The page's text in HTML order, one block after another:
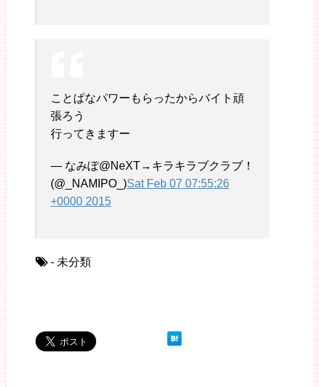
ことぱなパワーもらったからバイト頑
張ろう
行ってきますー
— なみぽ@NeXT→キラキラブクラブ！
(@_NAMIPO_)Sat Feb 07 07:55:26
+0000 2015
- 未分類